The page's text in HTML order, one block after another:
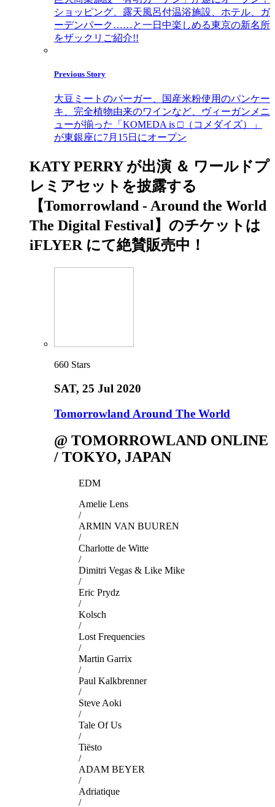
ショッピング、露天風呂付温浴施設、ホテル、ガ
ーデンパーク……と一日中楽しめる東京の新名所
をザックリご紹介!!
Previous Story
大豆ミートのバーガー、国産米粉使用のパンケー
キ、完全植物由来のワインなど、ヴィーガンメニ
ューが揃った「KOMEDA is □（コメダイズ）」
が東銀座に7月15日にオープン
KATY PERRY が出演 ＆ ワールドプ
レミアセットを披露する
【Tomorrowland - Around the World
The Digital Festival】のチケットは
iFLYER にて絶賛販売中！
660 Stars
SAT, 25 Jul 2020
Tomorrowland Around The World
@ TOMORROWLAND ONLINE
/ TOKYO, JAPAN
EDM
Amelie Lens
/
ARMIN VAN BUUREN
/
Charlotte de Witte
/
Dimitri Vegas & Like Mike
/
Eric Prydz
/
Kolsch
/
Lost Frequencies
/
Martin Garrix
/
Paul Kalkbrenner
/
Steve Aoki
/
Tale Of Us
/
Tiësto
/
ADAM BEYER
/
Adriatique
/